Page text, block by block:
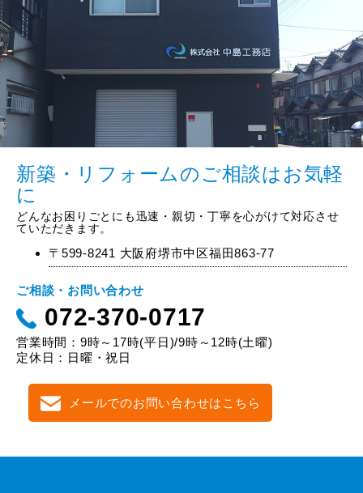
新築・リフォームのご相談はお気軽
に
どんなお困りごとにも迅速・親切・丁寧を心がけて対応させ
ていただきます。
〒599-8241 大阪府堺市中区福田863-77
ご相談・お問い合わせ
072-370-0717
営業時間：9時～17時(平日)/9時～12時(土曜)
定休日：日曜・祝日
メールでのお問い合わせはこちら